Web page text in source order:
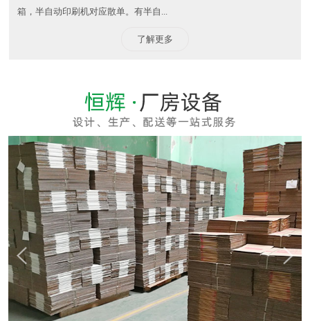
箱，半自动印刷机对应散单。有半自...
了解更多